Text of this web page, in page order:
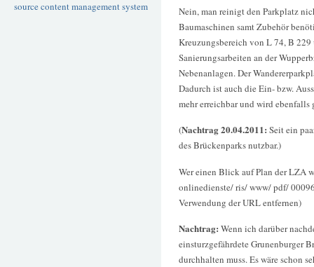
Nein, man reinigt den Parkplatz
Baumaschinen samt Zubehör
Kreuzungsbereich von L 74, B
Sanierungsarbeiten an der
Nebenanlagen. Der
Dadurch ist auch die Ein- bzw.
mehr erreichbar und wird ebenfalls
(Nachtrag 20.04.2011: Seit ein
des Brückenparks nutzbar.)
Wer einen Blick auf Plan der LZA
onlinedienste/ ris/ www/ pdf/
Verwendung der URL entfernen)
Nachtrag: Wenn ich darüber
einsturzgefährdete Grunenburger
durchhalten muss. Es wäre schon